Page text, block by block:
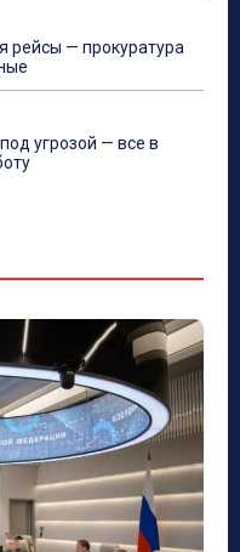
рейсы — прокуратура
угрозой — все в